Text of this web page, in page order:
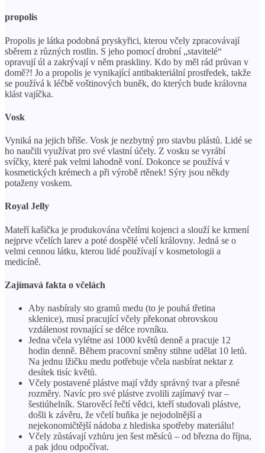
propolis
Propolis je látka podobná pryskyřici, kterou včely zpracovávají
sběrem z různých rostlin. S jeho pomocí drobní „stavitelé“
opravují úl a zakrývají v něm praskliny. Kdo by měl rád průvan v
domě?! Jo a propolis je vynikající antibakteriální prostředek, takže
se používá k léčbě voštinových buněk, do kterých bude královna
klást vajíčka.
Vosk
Vyniká na jejich břiše. Vosk je nezbytný pro stavbu plástů. Lidé se
ho naučili využívat pro své vlastní účely. Z vosku se vyrábí
svíčky, které pak velmi lahodně voní. Dokonce se používá v
kosmetických krémech a při výrobě rtěnek! Sýry jsou někdy
potaženy voskem.
Royal Jelly
Mateří kašička je produkována včelími kojenci a slouží ke krmení
nejprve včelích larev a poté dospělé včelí královny. Jedná se o
velmi cennou látku, kterou lidé používají v kosmetologii a
medicíně.
Zajímavá fakta o včelách
Aby nasbíraly sto gramů medu (to je pouhá třetina
sklenice), musí pracující včely překonat obrovskou
vzdálenost rovnající se délce rovníku.
Jedna včela vylétne asi 1000 květů denně a pracuje 12
hodin denně. Během pracovní směny stihne udělat 10 letů.
Na jednu lžičku medu potřebuje včela nasbírat nektar z
desítek tisíc květů.
Včely postavené plástve mají vždy správný tvar a přesné
rozměry. Navíc pro své plástve zvolili zajímavý tvar –
šestiúhelník. Starověcí řečtí vědci, kteří studovali plástve,
došli k závěru, že včelí buňka je nejodolnější a
nejekonomičtější nádoba z hlediska spotřeby materiálu!
Včely zůstávají vzhůru jen šest měsíců – od března do října,
a pak jdou odpočívat.